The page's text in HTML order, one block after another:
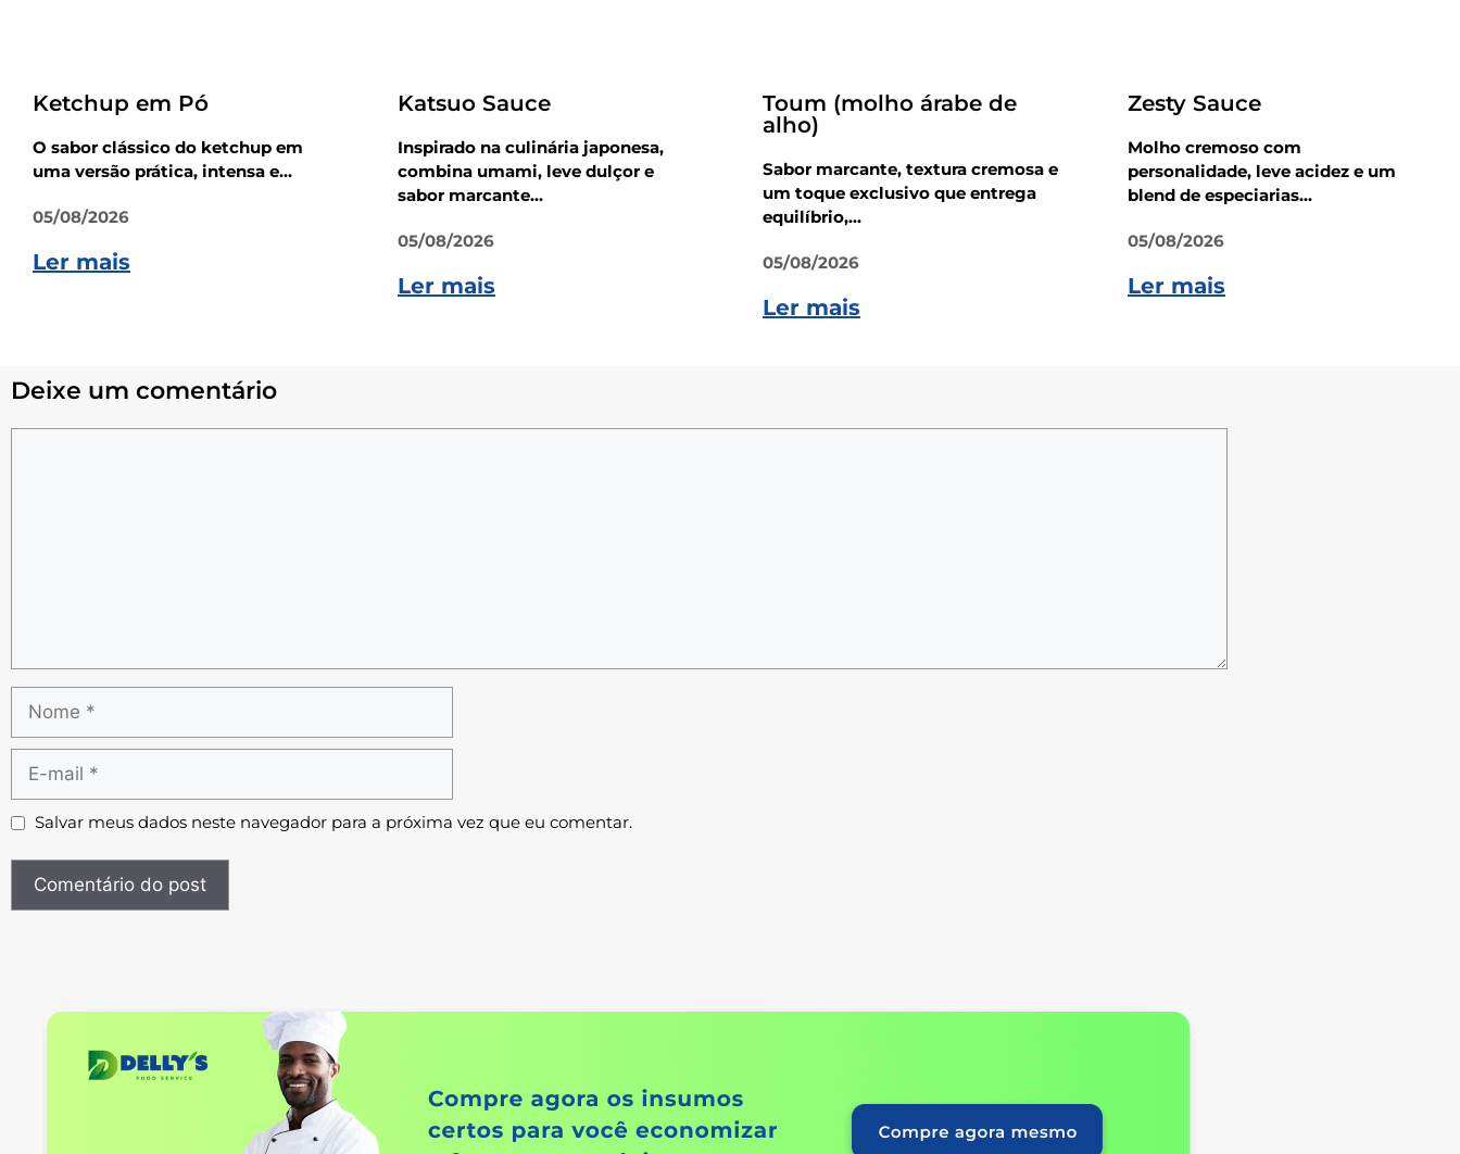
Ketchup em Pó
O sabor clássico do ketchup em
uma versão prática, intensa e...
05/08/2026
Ler mais
Katsuo Sauce
Inspirado na culinária japonesa,
combina umami, leve dulçor e
sabor marcante...
05/08/2026
Ler mais
Toum (molho árabe de
alho)
Sabor marcante, textura cremosa e
um toque exclusivo que entrega
equilíbrio,...
05/08/2026
Ler mais
Zesty Sauce
Molho cremoso com
personalidade, leve acidez e um
blend de especiarias...
05/08/2026
Ler mais
Deixe um comentário
Salvar meus dados neste navegador para a próxima vez que eu comentar.